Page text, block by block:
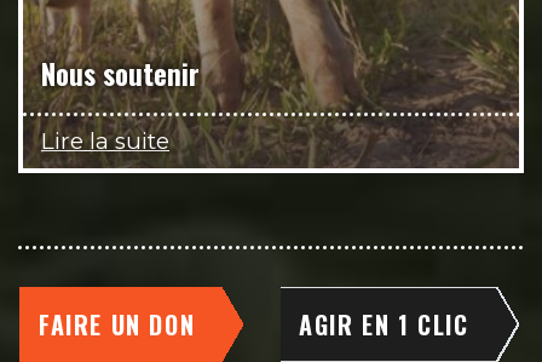
Nous soutenir
Lire la suite
FAIRE UN DON AGIR EN 1 CLIC